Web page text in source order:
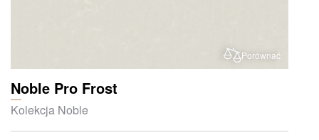
Porównać
Noble Pro Frost
Kolekcja Noble